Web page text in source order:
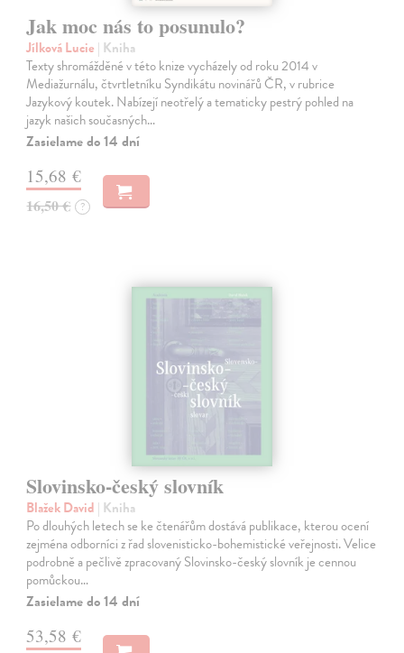
Jak moc nás to posunulo?
Jílková Lucie | Kniha
Texty shromážděné v této knize vycházely od roku 2014 v
Mediažurnálu, čtvrtletníku Syndikátu novinářů ČR, v rubrice
Jazykový koutek. Nabízejí neotřelý a tematicky pestrý pohled na
jazyk našich současných…
Zasielame do 14 dní
15,68 €
16,50 € ?
Slovinsko-český slovník
Blažek David | Kniha
Po dlouhých letech se ke čtenářům dostává publikace, kterou ocení
zejména odborníci z řad slovenisticko-bohemistické veřejnosti. Velice
podrobně a pečlivě zpracovaný Slovinsko-český slovník je cennou
pomůckou…
Zasielame do 14 dní
53,58 €